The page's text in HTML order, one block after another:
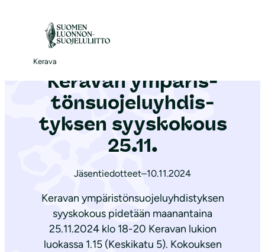
Kerava
Etusivu|Ajankohtaista
Keravan ym­pä­ris­
tön­suo­je­lu­yh­dis­
tyk­sen syyskokous
25.11.
Jäsentiedotteet–10.11.2024
Keravan ympäristönsuojeluyhdistyksen
syyskokous pidetään maanantaina
25.11.2024 klo 18-20 Keravan lukion
luokassa 1.15 (Keskikatu 5). Kokouksen